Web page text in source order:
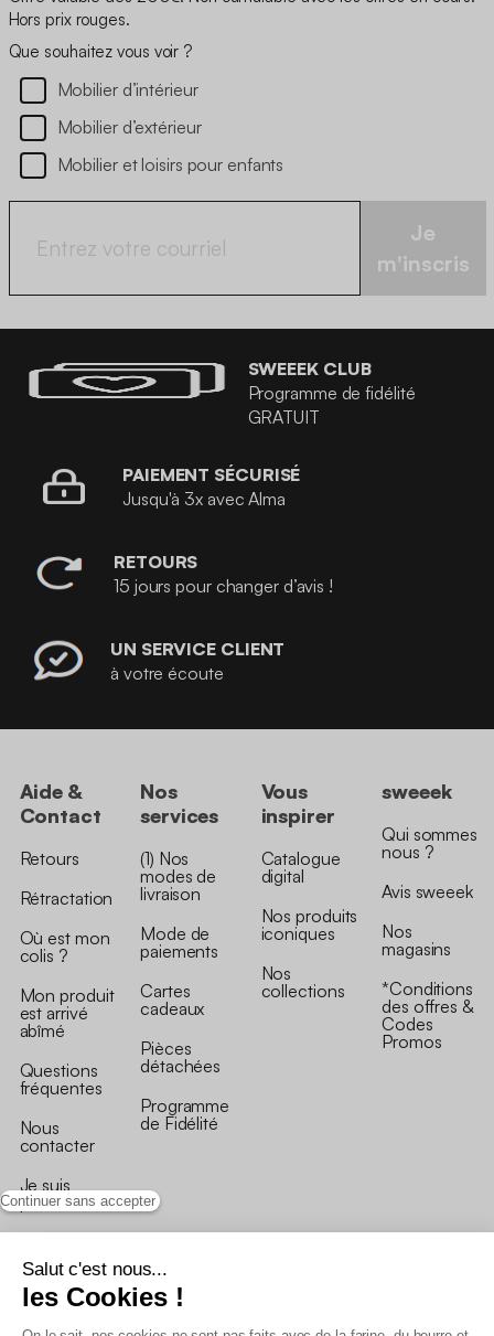
Continuer sans accepter
Salut c'est nous...
les Cookies !
Hors prix rouges.
Que souhaitez vous voir ?
Mobilier d’intérieur
Mobilier d’extérieur
Mobilier et loisirs pour enfants
Je
m'inscris
SWEEEK CLUB
Programme de fidélité
GRATUIT
PAIEMENT SÉCURISÉ
Jusqu'à 3x avec Alma
RETOURS
15 jours pour changer d’avis !
UN SERVICE CLIENT
à votre écoute
Aide &
Contact
Retours
Rétractation
Où est mon
colis ?
Mon produit
est arrivé
abîmé
Questions
fréquentes
Nous
contacter
Je suis
professionnel
Nos
services
(1) Nos
modes de
livraison
Mode de
paiements
Cartes
cadeaux
Pièces
détachées
Programme
de Fidélité
Vous
inspirer
Catalogue
digital
Nos produits
iconiques
Nos
collections
sweeek
Qui sommes
nous ?
Avis sweeek
Nos
magasins
*Conditions
des offres &
Codes
Promos